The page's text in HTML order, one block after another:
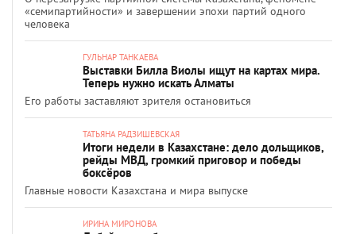
«семипартийности» и завершении эпохи партий одного
человека
ГУЛЬНАР ТАНКАЕВА
Выставки Билла Виолы ищут на картах мира.
Теперь нужно искать Алматы
Его работы заставляют зрителя остановиться
ТАТЬЯНА РАДЗИШЕВСКАЯ
Итоги недели в Казахстане: дело дольщиков,
рейды МВД, громкий приговор и победы
боксёров
Главные новости Казахстана и мира выпуске
ИРИНА МИРОНОВА